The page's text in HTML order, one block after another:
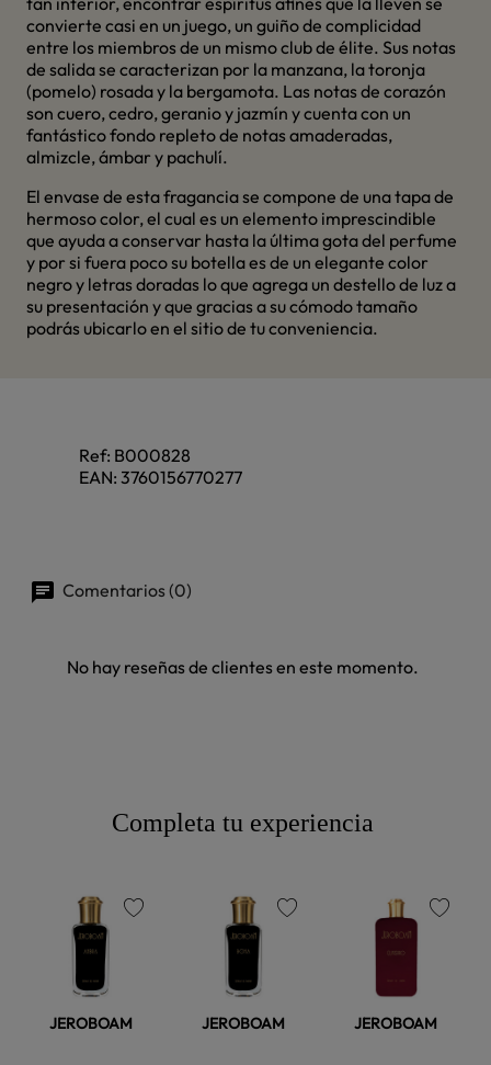
convierte casi en un juego, un guiño de complicidad
entre los miembros de un mismo club de élite. Sus notas
de salida se caracterizan por la manzana, la toronja
(pomelo) rosada y la bergamota. Las notas de corazón
son cuero, cedro, geranio y jazmín y cuenta con un
fantástico fondo repleto de notas amaderadas,
almizcle, ámbar y pachulí.
El envase de esta fragancia se compone de una tapa de
hermoso color, el cual es un elemento imprescindible
que ayuda a conservar hasta la última gota del perfume
y por si fuera poco su botella es de un elegante color
negro y letras doradas lo que agrega un destello de luz a
su presentación y que gracias a su cómodo tamaño
podrás ubicarlo en el sitio de tu conveniencia.
Ref: B000828
EAN: 3760156770277
Comentarios (0)
No hay reseñas de clientes en este momento.
Completa tu experiencia
JEROBOAM JEROBOAM JEROBOAM